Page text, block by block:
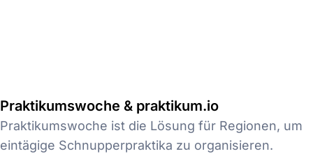
Praktikumswoche & praktikum.io
Praktikumswoche ist die Lösung für Regionen, um
eintägige Schnupperpraktika zu organisieren.